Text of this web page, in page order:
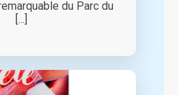
du Parc du
[...]